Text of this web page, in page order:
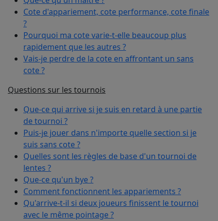
Cote d'appariement, cote performance, cote finale
?
Pourquoi ma cote varie-t-elle beaucoup plus
rapidement que les autres ?
Vais-je perdre de la cote en affrontant un sans
cote ?
Questions sur les tournois
Que-ce qui arrive si je suis en retard à une partie
de tournoi ?
Puis-je jouer dans n'importe quelle section si je
suis sans cote ?
Quelles sont les règles de base d'un tournoi de
lentes ?
Que-ce qu'un bye ?
Comment fonctionnent les appariements ?
Qu'arrive-t-il si deux joueurs finissent le tournoi
avec le même pointage ?